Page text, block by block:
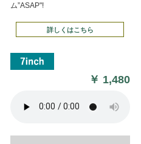
ム”ASAP"!
詳しくはこちら
￥ 1,480